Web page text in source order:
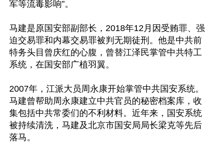
军等流毒影响”。
马建是原国安部副部长，2018年12月因受贿罪、强
迫交易罪和内幕交易罪被判无期徒刑。他是中共前
特务头目曾庆红的心腹，曾替江泽民掌管中共特工
系统，在国安部广植羽翼。
2007年，江派大员周永康开始掌管中共国安系统。
马建曾帮助周永康建立中共官员的秘密档案库，收
集包括中共常委们的不利材料。近年来，国安系统
被持续清洗，马建及北京市国安局局长梁克等先后
落马。